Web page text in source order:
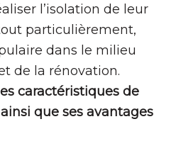
l’isolation de leur
particulièrement,
dans le milieu
de la rénovation.
les caractéristiques de
que ses avantages